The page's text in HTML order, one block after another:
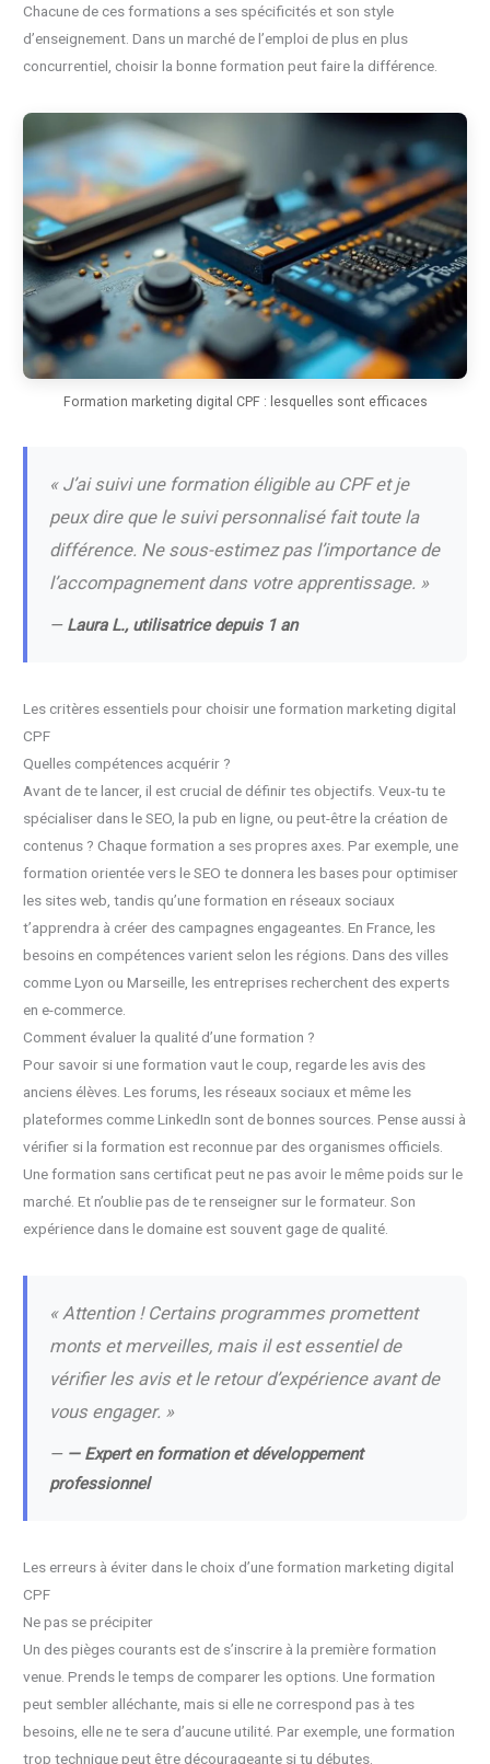
Chacune de ces formations a ses spécificités et son style
d’enseignement. Dans un marché de l’emploi de plus en plus
concurrentiel, choisir la bonne formation peut faire la différence.
Formation marketing digital CPF : lesquelles sont efficaces
« J’ai suivi une formation éligible au CPF et je
peux dire que le suivi personnalisé fait toute la
différence. Ne sous-estimez pas l’importance de
l’accompagnement dans votre apprentissage. »
— Laura L., utilisatrice depuis 1 an
Les critères essentiels pour choisir une formation marketing digital
CPF
Quelles compétences acquérir ?
Avant de te lancer, il est crucial de définir tes objectifs. Veux-tu te
spécialiser dans le SEO, la pub en ligne, ou peut-être la création de
contenus ? Chaque formation a ses propres axes. Par exemple, une
formation orientée vers le SEO te donnera les bases pour optimiser
les sites web, tandis qu’une formation en réseaux sociaux
t’apprendra à créer des campagnes engageantes. En France, les
besoins en compétences varient selon les régions. Dans des villes
comme Lyon ou Marseille, les entreprises recherchent des experts
en e-commerce.
Comment évaluer la qualité d’une formation ?
Pour savoir si une formation vaut le coup, regarde les avis des
anciens élèves. Les forums, les réseaux sociaux et même les
plateformes comme LinkedIn sont de bonnes sources. Pense aussi à
vérifier si la formation est reconnue par des organismes officiels.
Une formation sans certificat peut ne pas avoir le même poids sur le
marché. Et n’oublie pas de te renseigner sur le formateur. Son
expérience dans le domaine est souvent gage de qualité.
« Attention ! Certains programmes promettent
monts et merveilles, mais il est essentiel de
vérifier les avis et le retour d’expérience avant de
vous engager. »
— — Expert en formation et développement
professionnel
Les erreurs à éviter dans le choix d’une formation marketing digital
CPF
Ne pas se précipiter
Un des pièges courants est de s’inscrire à la première formation
venue. Prends le temps de comparer les options. Une formation
peut sembler alléchante, mais si elle ne correspond pas à tes
besoins, elle ne te sera d’aucune utilité. Par exemple, une formation
trop technique peut être décourageante si tu débutes.